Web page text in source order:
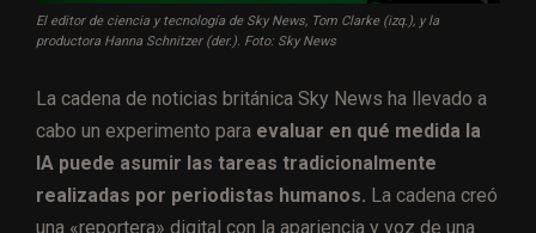
El editor de ciencia y tecnología de Sky News, Tom Clarke (izq.), y la
productora Hanna Schnitzer (der.). Foto: Sky News
La cadena de noticias británica Sky News ha llevado a
cabo un experimento para evaluar en qué medida la
IA puede asumir las tareas tradicionalmente
realizadas por periodistas humanos. La cadena creó
una «reportera» digital con la apariencia y voz de una